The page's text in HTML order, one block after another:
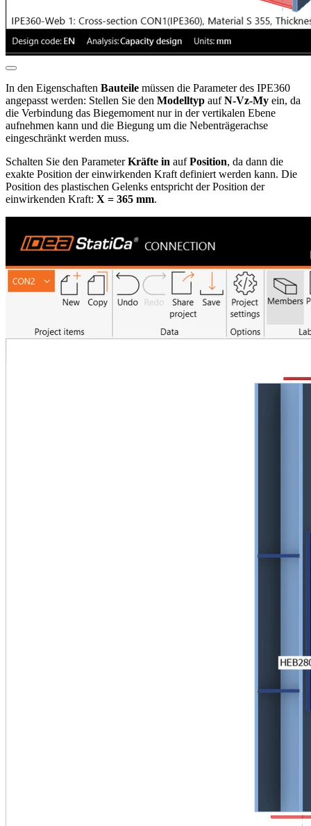
In den Eigenschaften Bauteile müssen die Parameter des IPE360
angepasst werden: Stellen Sie den Modelltyp aufN-Vz-My ein, da
die Verbindung das Biegemoment nur in der vertikalen Ebene
aufnehmen kann und die Biegung um die Nebenträgerachse
eingeschränkt werden muss.
Schalten Sie den ParameterKräfte in aufPosition, da dann die
exakte Position der einwirkenden Kraft definiert werden kann. Die
Position des plastischen Gelenks entspricht der Position der
einwirkenden Kraft: X = 365 mm.